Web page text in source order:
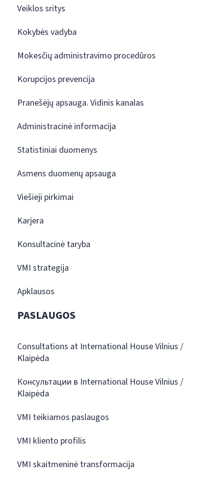
Veiklos sritys
Kokybės vadyba
Mokesčių administravimo procedūros
Korupcijos prevencija
Pranešėjų apsauga. Vidinis kanalas
Administracinė informacija
Statistiniai duomenys
Asmens duomenų apsauga
Viešieji pirkimai
Karjera
Konsultacinė taryba
VMI strategija
Apklausos
PASLAUGOS
Consultations at International House Vilnius /
Klaipėda
Консультации в International House Vilnius /
Klaipėda
VMI teikiamos paslaugos
VMI kliento profilis
VMI skaitmeninė transformacija